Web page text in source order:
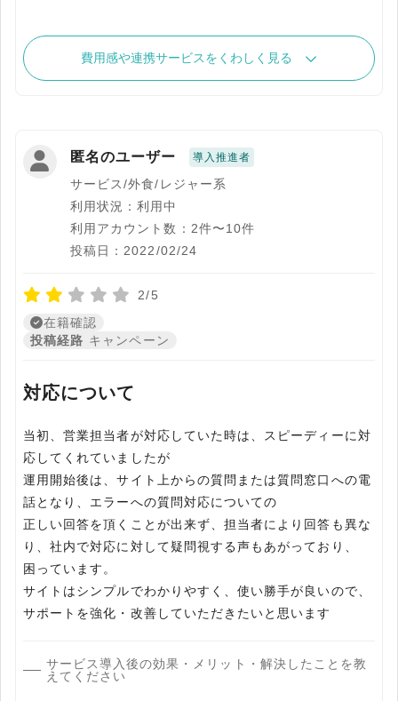
費用感や連携サービスをくわしく見る
匿名のユーザー 導入推進者
サービス/外食/レジャー系
利用状況：利用中
利用アカウント数：2件〜10件
投稿日：2022/02/24
2/5
在籍確認
投稿経路 キャンペーン
対応について
当初、営業担当者が対応していた時は、スピーディーに対
応してくれていましたが
運用開始後は、サイト上からの質問または質問窓口への電
話となり、エラーへの質問対応についての
正しい回答を頂くことが出来ず、担当者により回答も異な
り、社内で対応に対して疑問視する声もあがっており、
困っています。
サイトはシンプルでわかりやすく、使い勝手が良いので、
サポートを強化・改善していただきたいと思います
サービス導入後の効果・メリット・解決したことを教
えてください